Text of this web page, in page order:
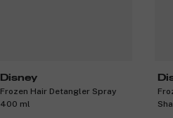
Disney
Frozen Hair Detangler Spray
400 ml